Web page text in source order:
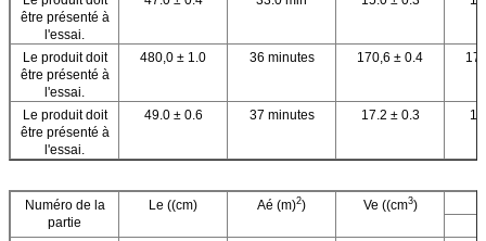
être présenté à
l'essai.
Le produit doit
être présenté à
l'essai.
480,0 ± 1.0 36 minutes 170,6 ± 0.4
Le produit doit
être présenté à
l'essai.
49.0 ± 0.6 37 minutes 17.2 ± 0.3
Numéro de la
partie
Le ((cm) Aé (m)2) Ve ((cm3)